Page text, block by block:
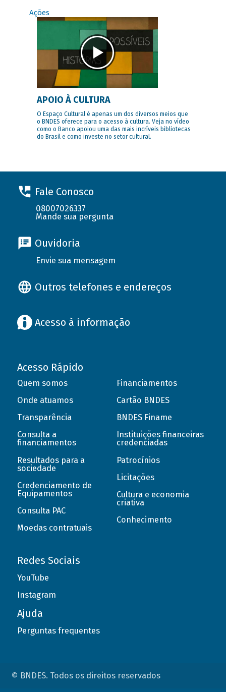
Ações
APOIO À CULTURA
O Espaço Cultural é apenas um dos diversos meios que
o BNDES oferece para o acesso à cultura. Veja no vídeo
como o Banco apoiou uma das mais incríveis bibliotecas
do Brasil e como investe no setor cultural.
Fale Conosco
08007026337
Mande sua pergunta
Ouvidoria
Envie sua mensagem
Outros telefones e endereços
Acesso à informação
Acesso Rápido
Quem somos
Onde atuamos
Transparência
Consulta a
financiamentos
Resultados para a
sociedade
Credenciamento de
Equipamentos
Consulta PAC
Moedas contratuais
Financiamentos
Cartão BNDES
BNDES Finame
Instituições financeiras
credenciadas
Patrocínios
Licitações
Cultura e economia
criativa
Conhecimento
Redes Sociais
YouTube
Instagram
Ajuda
Perguntas frequentes
© BNDES. Todos os direitos reservados